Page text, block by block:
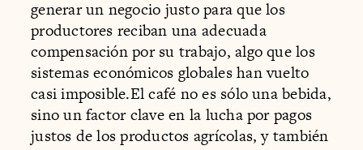
generar un negocio justo para que los
productores reciban una adecuada
compensación por su trabajo, algo que los
sistemas económicos globales han vuelto
casi imposible.El café no es sólo una bebida,
sino un factor clave en la lucha por pagos
justos de los productos agrícolas, y también